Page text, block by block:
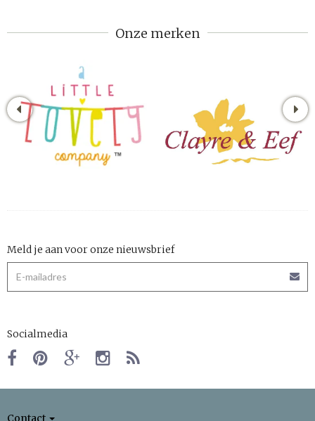
Onze merken
Meld je aan voor onze nieuwsbrief
Socialmedia
Contact